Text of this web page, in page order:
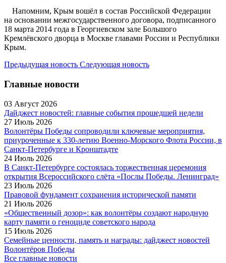
Напомним, Крым вошёл в состав Российской Федерации
на основании межгосударственного договора, подписанного
18 марта 2014 года в Георгиевском зале Большого
Кремлёвского дворца в Москве главами России и Республики
Крым.
Предыдущая новость Следующая новость
Главные новости
03 Август 2026
Дайджест новостей: главные события прошедшей недели
27 Июль 2026
Волонтёры Победы сопроводили ключевые мероприятия,
приуроченные к 330-летию Военно-Морского Флота России, в
Санкт-Петербурге и Кронштадте
24 Июль 2026
В Санкт-Петербурге состоялась торжественная церемония
открытия Всероссийского слёта «Послы Победы. Ленинград»
23 Июль 2026
Правовой фундамент сохранения исторической памяти
21 Июль 2026
«Общественный дозор»: как волонтёры создают народную
карту памяти о геноциде советского народа
15 Июль 2026
Семейные ценности, память и награды: дайджест новостей
Волонтёров Победы
Все главные новости